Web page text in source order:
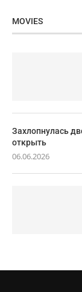
MOVIES
Захлопнулась
открыть
06.06.2026